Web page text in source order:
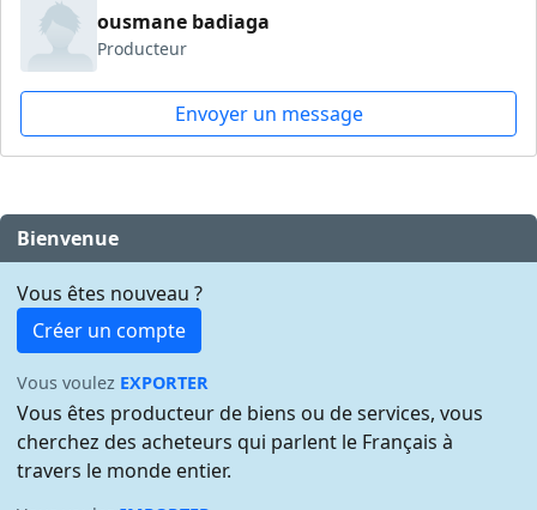
ousmane badiaga
Producteur
Envoyer un message
Bienvenue
Vous êtes nouveau ?
Créer un compte
Vous voulez EXPORTER
Vous êtes producteur de biens ou de services, vous
cherchez des acheteurs qui parlent le Français à
travers le monde entier.